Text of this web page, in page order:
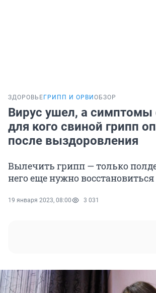
ЗДОРОВЬЕ ГРИПП И ОРВИ ОБЗОР
Вирус ушел, а симптомы
для кого свиной грипп
после выздоровления
Вылечить грипп — только
него еще нужно восстановиться
19 января 2023, 08:00 3 031